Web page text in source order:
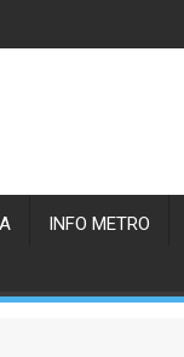
INFO METRO